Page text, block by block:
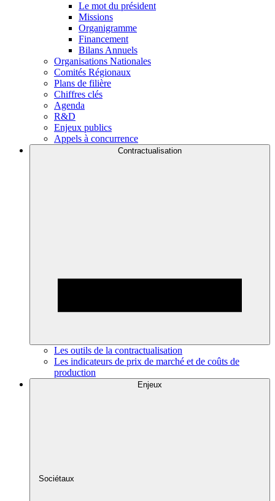
Le mot du président
Missions
Organigramme
Financement
Bilans Annuels
Organisations Nationales
Comités Régionaux
Plans de filière
Chiffres clés
Agenda
R&D
Enjeux publics
Appels à concurrence
Contractualisation
Les outils de la contractualisation
Les indicateurs de prix de marché et de coûts de
production
Enjeux
Sociétaux